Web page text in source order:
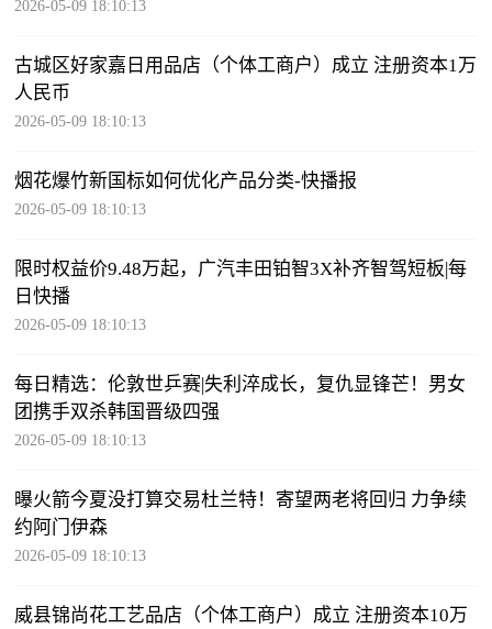
2026-05-09 18:10:13
古城区好家嘉日用品店（个体工商户）成立 注册资本1万
人民币
2026-05-09 18:10:13
烟花爆竹新国标如何优化产品分类-快播报
2026-05-09 18:10:13
限时权益价9.48万起，广汽丰田铂智3X补齐智驾短板|每
日快播
2026-05-09 18:10:13
每日精选：伦敦世乒赛|失利淬成长，复仇显锋芒！男女
团携手双杀韩国晋级四强
2026-05-09 18:10:13
曝火箭今夏没打算交易杜兰特！寄望两老将回归 力争续
约阿门伊森
2026-05-09 18:10:13
威县锦尚花工艺品店（个体工商户）成立 注册资本10万